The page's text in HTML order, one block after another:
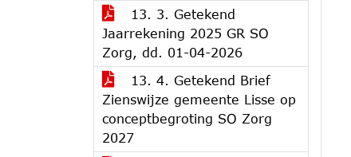
13. 3. Getekend
Jaarrekening 2025 GR SO
Zorg, dd. 01-04-2026
13. 4. Getekend Brief
Zienswijze gemeente Lisse op
conceptbegroting SO Zorg
2027